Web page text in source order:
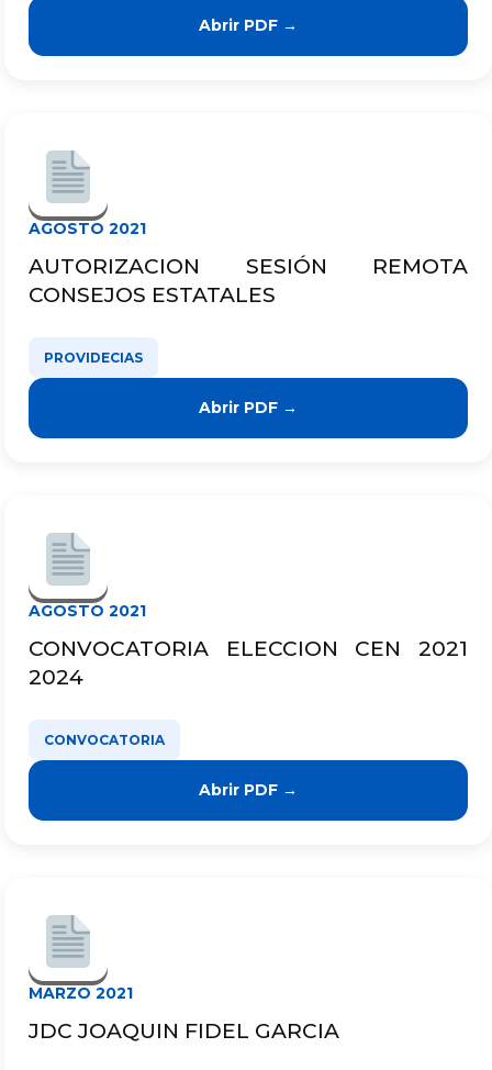
Abrir PDF →
AGOSTO 2021
AUTORIZACION SESIÓN REMOTA
CONSEJOS ESTATALES
PROVIDECIAS
Abrir PDF →
AGOSTO 2021
CONVOCATORIA ELECCION CEN 2021
2024
CONVOCATORIA
Abrir PDF →
MARZO 2021
JDC JOAQUIN FIDEL GARCIA